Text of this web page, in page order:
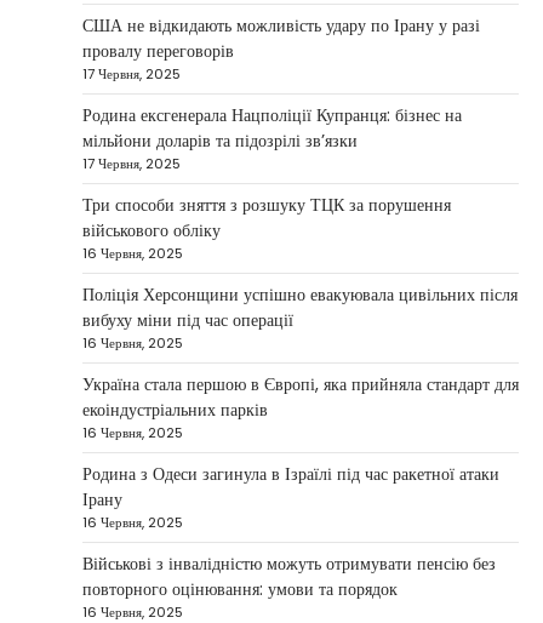
Taisiya Kovalchuk 5 Березня, 2026
Дубай протягом багатьох років утримує статус
одного з найбільш привабливих міжнародних
центрів для ведення бізнесу…
НОВИНИ
Головні новини ранку 4 березня:
дрони, Іран, фронт і заяви Європи
Taisiya Kovalchuk
Україна може долучитися до посилення систем
протидії іранським дронам на Близькому Сході,
новим верховним лідером…
НОВИНИ
Зеленський заявив про готовність
України допомогти стабілізувати
Близький Схід
Taisiya Kovalchuk 4 Березня, 2026
Президент України Володимир Зеленський
повідомив, що Київ готовий підтримати
міжнародних партнерів у стабілізації ситуації
на…
США не відкидають можливість удару по Ірану у разі
провалу переговорів
17 Червня, 2025
Родина ексгенерала Нацполіції Купранця: бізнес на
мільйони доларів та підозрілі зв’язки
17 Червня, 2025
Три способи зняття з розшуку ТЦК за порушення
військового обліку
16 Червня, 2025
Поліція Херсонщини успішно евакуювала цивільних після
вибуху міни під час операції
16 Червня, 2025
Україна стала першою в Європі, яка прийняла стандарт для
екоіндустріальних парків
16 Червня, 2025
Родина з Одеси загинула в Ізраїлі під час ракетної атаки
Ірану
16 Червня, 2025
Військові з інвалідністю можуть отримувати пенсію без
повторного оцінювання: умови та порядок
16 Червня, 2025